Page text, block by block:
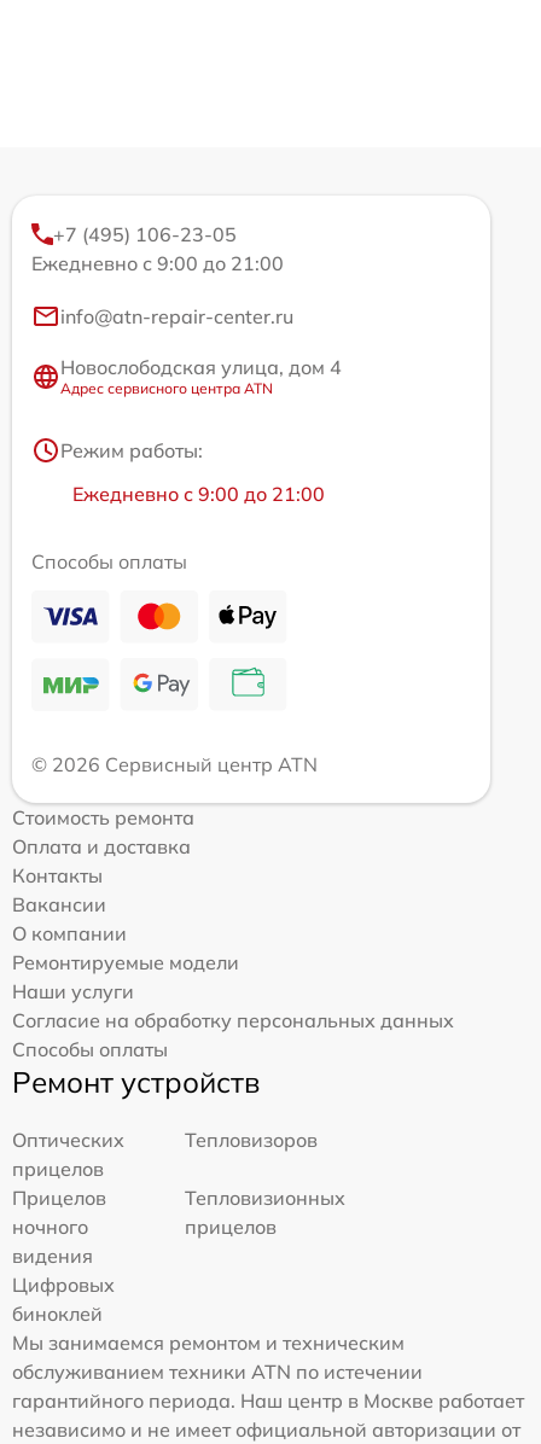
+7 (495) 106-23-05
Ежедневно с 9:00 до 21:00
info@atn-repair-center.ru
Новослободская улица, дом 4
Адрес сервисного центра ATN
Режим работы:
Ежедневно с 9:00 до 21:00
Способы оплаты
© 2026 Сервисный центр ATN
Стоимость ремонта
Оплата и доставка
Контакты
Вакансии
О компании
Ремонтируемые модели
Наши услуги
Согласие на обработку персональных данных
Способы оплаты
Ремонт устройств
Оптических
прицелов
Тепловизоров
Прицелов
ночного
видения
Тепловизионных
прицелов
Цифровых
биноклей
Мы занимаемся ремонтом и техническим
обслуживанием техники ATN по истечении
гарантийного периода. Наш центр в Москве работает
независимо и не имеет официальной авторизации от